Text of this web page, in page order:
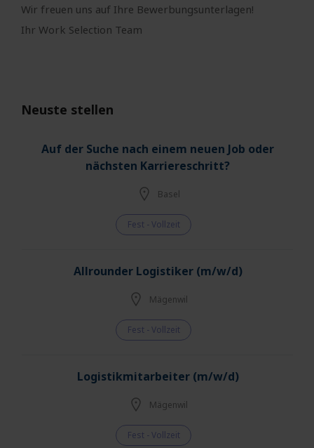
Wir freuen uns auf Ihre Bewerbungsunterlagen!
Ihr Work Selection Team
Neuste stellen
Auf der Suche nach einem neuen Job oder
nächsten Karriereschritt?
Basel
Fest - Vollzeit
Allrounder Logistiker (m/w/d)
Mägenwil
Fest - Vollzeit
Logistikmitarbeiter (m/w/d)
Mägenwil
Fest - Vollzeit